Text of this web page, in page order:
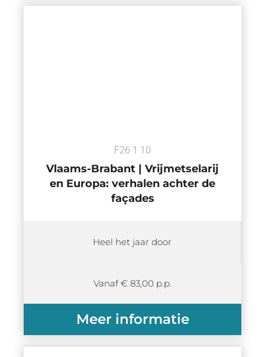
F26 1 10
Vlaams-Brabant | Vrijmetselarij
en Europa: verhalen achter de
façades
Heel het jaar door
Vanaf € 83,00 p.p.
Meer informatie